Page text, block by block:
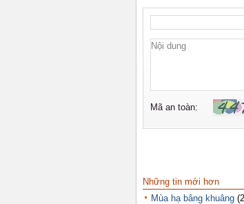
Những tin mới hơn
Mùa hạ bâng khuâng